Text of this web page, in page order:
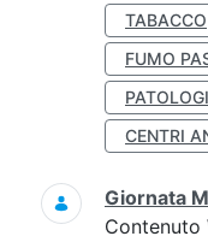
TABACCO
FUMO
CENTRI
Giornata
Contenuto